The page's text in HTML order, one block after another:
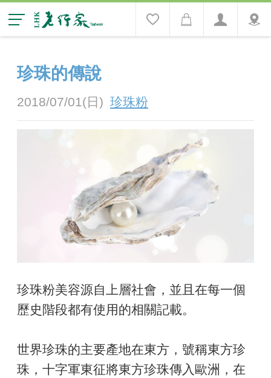
珍珠的傳說
2018/07/01(日) 珍珠粉
珍珠粉美容源自上層社會，並且在每一個
歷史階段都有使用的相關記載。
世界珍珠的主要產地在東方，號稱東方珍
珠，十字軍東征將東方珍珠傳入歐洲，在